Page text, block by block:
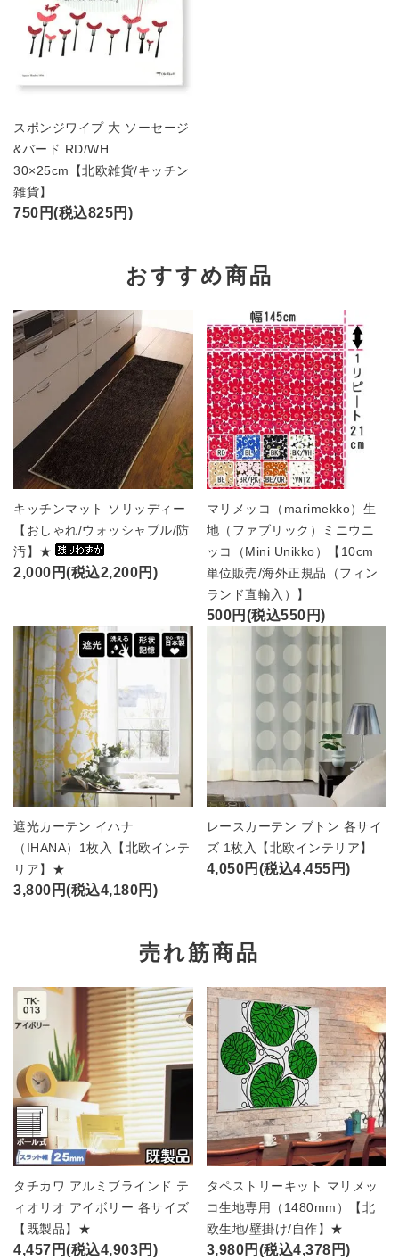
スポンジワイプ 大 ソーセージ
&バード RD/WH
30×25cm【北欧雑貨/キッチン
雑貨】
750円(税込825円)
おすすめ商品
キッチンマット ソリッディー
【おしゃれ/ウォッシャブル/防
汚】★
2,000円(税込2,200円)
マリメッコ（marimekko）生
地（ファブリック）ミニウニ
ッコ（Mini Unikko）【10cm
単位販売/海外正規品（フィン
ランド直輸入）】
500円(税込550円)
遮光カーテン イハナ
（IHANA）1枚入【北欧インテ
リア】★
3,800円(税込4,180円)
レースカーテン ブトン 各サイ
ズ 1枚入【北欧インテリア】
4,050円(税込4,455円)
売れ筋商品
タチカワ アルミブラインド テ
ィオリオ アイボリー 各サイズ
【既製品】★
4,457円(税込4,903円)
タペストリーキット マリメッ
コ生地専用（1480mm）【北
欧生地/壁掛け/自作】★
3,980円(税込4,378円)